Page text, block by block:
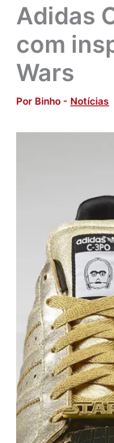
Adidas
com
Wars
Por Binho - Notícias